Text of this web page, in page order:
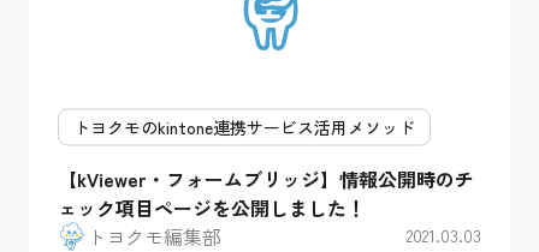
トヨクモのkintone連携サービス活用メソッド
【kViewer・フォームブリッジ】情報公開時のチ
ェック項目ページを公開しました！
トヨクモ編集部
2021.03.03